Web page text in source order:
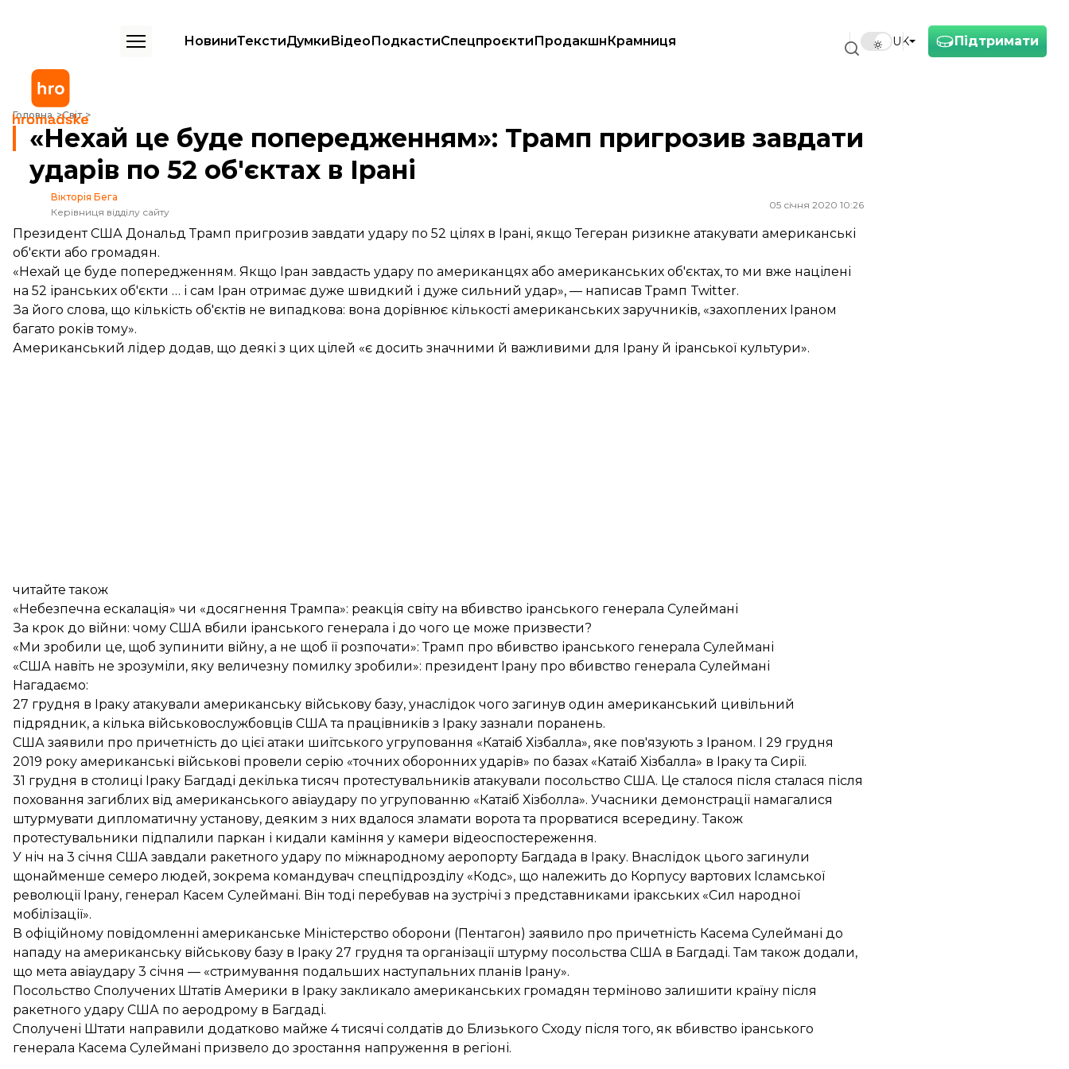
Підтримати
UK
НовиниТекстиДумкиВідеоПодкастиСпецпроєктиПродакшнКрамниця
Головна Світ
«Нехай це буде попередженням»: Трамп пригрозив завдати ударів по 52 об'єктах в Ірані
«Нехай це буде попередженням»: Трамп пригрозив завдати
ударів по 52 об'єктах в Ірані
Вікторія Бега
Керівниця відділу сайту
05 січня 2020 10:26
Президент США Дональд Трамп пригрозив завдати удару по 52 цілях в Ірані, якщо Тегеран ризикне атакувати американські
об'єкти або громадян.
«Нехай це буде попередженням. Якщо Іран завдасть удару по американцях або американських об'єктах, то ми вже націлені
на 52 іранських об'єкти … і сам Іран отримає дуже швидкий і дуже сильний удар», — написав Трамп Twitter.
За його слова, що кількість об'єктів не випадкова: вона дорівнює кількості американських заручників, «захоплених Іраном
багато років тому».
Американський лідер додав, що деякі з цих цілей «є досить значними й важливими для Ірану й іранської культури».
читайте також
«Небезпечна ескалація» чи «досягнення Трампа»: реакція світу на вбивство іранського генерала Сулеймані
За крок до війни: чому США вбили іранського генерала і до чого це може призвести?
«Ми зробили це, щоб зупинити війну, а не щоб її розпочати»: Трамп про вбивство іранського генерала Сулеймані
«США навіть не зрозуміли, яку величезну помилку зробили»: президент Ірану про вбивство генерала Сулеймані
Нагадаємо:
27 грудня в Іраку атакували американську військову базу, унаслідок чого загинув один американський цивільний
підрядник, а кілька військовослужбовців США та працівників з Іраку зазнали поранень.
США заявили про причетність до цієї атаки шиїтського угруповання «Катаіб Хізбалла», яке пов'язують з Іраном. І 29 грудня
2019 року американські військові провели серію «точних оборонних ударів» по базах «Катаіб Хізбалла» в Іраку та Сирії.
31 грудня в столиці Іраку Багдаді декілька тисяч протестувальників атакували посольство США. Це сталося після сталася після
поховання загиблих від американського авіаудару по угрупованню «Катаіб Хізболла». Учасники демонстрації намагалися
штурмувати дипломатичну установу, деяким з них вдалося зламати ворота та прорватися всередину. Також
протестувальники підпалили паркан і кидали каміння у камери відеоспостереження.
У ніч на 3 січня США завдали ракетного удару по міжнародному аеропорту Багдада в Іраку. Внаслідок цього загинули
щонайменше семеро людей, зокрема командувач спецпідрозділу «Кодс», що належить до Корпусу вартових Ісламської
революції Ірану, генерал Касем Сулеймані. Він тоді перебував на зустрічі з представниками іракських «Сил народної
мобілізації».
В офіційному повідомленні американське Міністерство оборони (Пентагон) заявило про причетність Касема Сулеймані до
нападу на американську військову базу в Іраку 27 грудня та організації штурму посольства США в Багдаді. Там також додали,
що мета авіаудару 3 січня — «стримування подальших наступальних планів Ірану».
Посольство Сполучених Штатів Америки в Іраку закликало американських громадян терміново залишити країну після
ракетного удару США по аеродрому в Багдаді.
Сполучені Штати направили додатково майже 4 тисячі солдатів до Близького Сходу після того, як вбивство іранського
генерала Касема Сулеймані призвело до зростання напруження в регіоні.